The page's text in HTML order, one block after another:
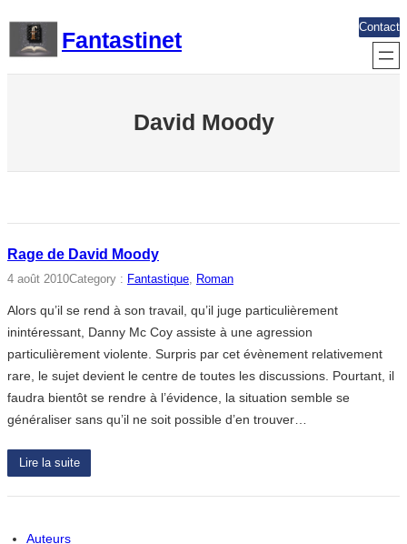
contenu
Fantastinet
Contact
David Moody
Rage de David Moody
4 août 2010Category : Fantastique, Roman
Alors qu’il se rend à son travail, qu’il juge particulièrement
inintéressant, Danny Mc Coy assiste à une agression
particulièrement violente. Surpris par cet évènement relativement
rare, le sujet devient le centre de toutes les discussions. Pourtant, il
faudra bientôt se rendre à l’évidence, la situation semble se
généraliser sans qu’il ne soit possible d’en trouver…
Lire la suite
Auteurs